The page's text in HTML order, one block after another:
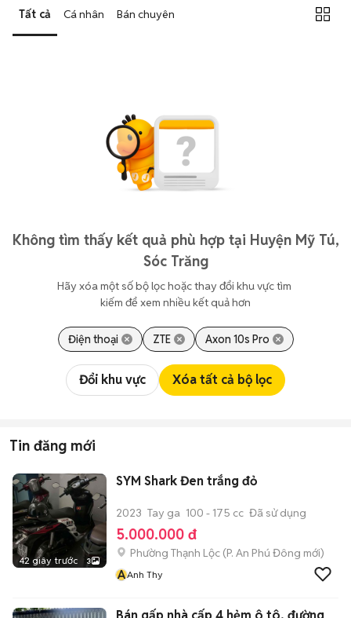
Tất cả Cá nhân Bán chuyên
Không tìm thấy kết quả phù hợp tại Huyện Mỹ Tú,
Sóc Trăng
Hãy xóa một số bộ lọc hoặc thay đổi khu vực tìm
kiếm để xem nhiều kết quả hơn
Điện thoại ZTE Axon 10s Pro
Đổi khu vực Xóa tất cả bộ lọc
Tin đăng mới
42 giây trước 3
SYM Shark Đen trắng đỏ
2023 Tay ga 100 - 175 cc Đã sử dụng
5.000.000 đ
Phường Thạnh Lộc (P. An Phú Đông mới)
AAnh Thy